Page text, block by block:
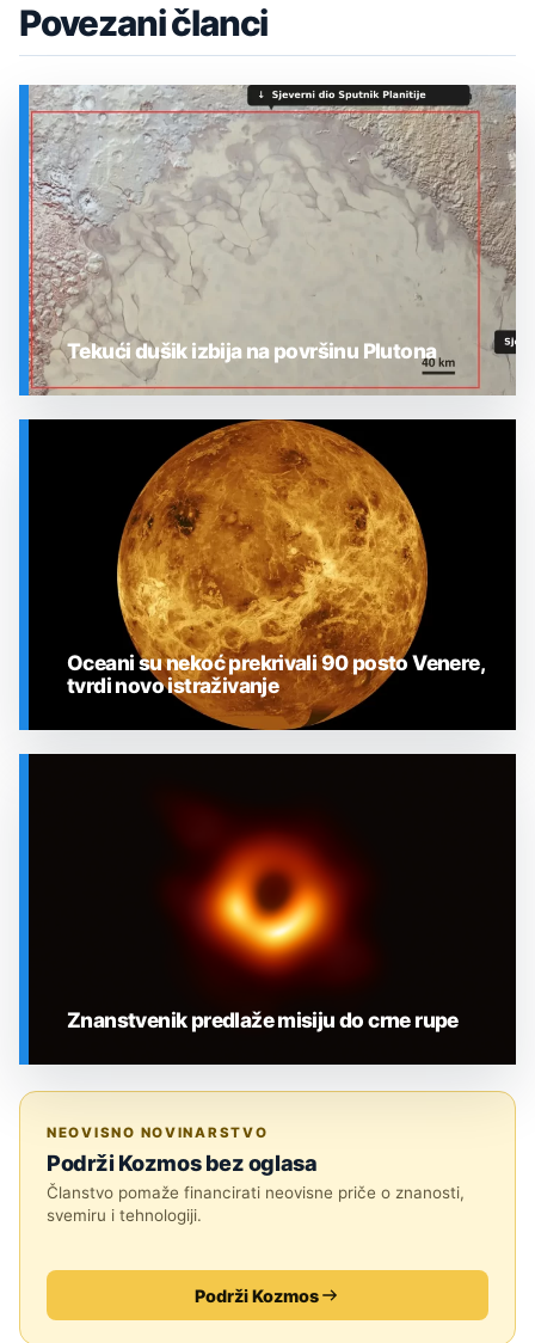
Povezani članci
Tekući dušik izbija na površinu Plutona
Oceani su nekoć prekrivali 90 posto Venere,
tvrdi novo istraživanje
Znanstvenik predlaže misiju do crne rupe
NEOVISNO NOVINARSTVO
Podrži Kozmos bez oglasa
Članstvo pomaže financirati neovisne priče o znanosti,
svemiru i tehnologiji.
Podrži Kozmos